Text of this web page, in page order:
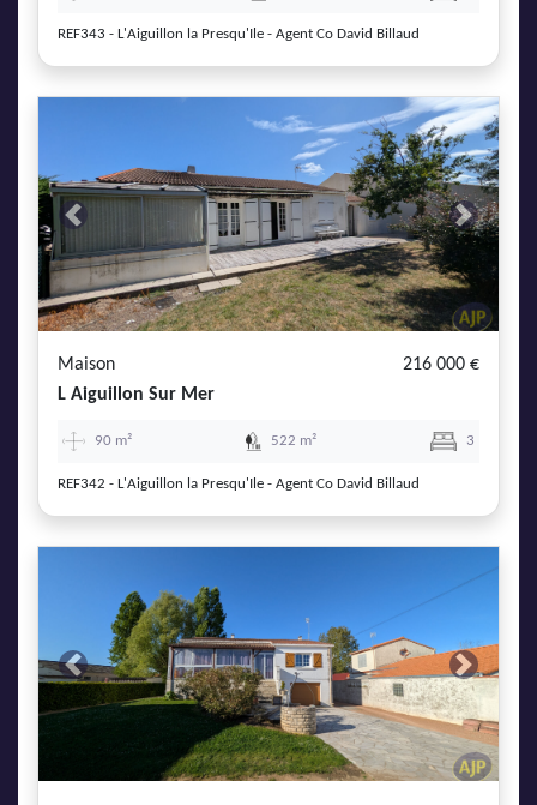
REF343 - L'Aiguillon la Presqu'Ile - Agent Co David Billaud
Previous Next
Maison
216 000 €
L Aiguillon Sur Mer
90 m² 522 m² 3
REF342 - L'Aiguillon la Presqu'Ile - Agent Co David Billaud
Previous Next